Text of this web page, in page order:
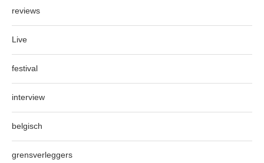
reviews
Live
festival
interview
belgisch
grensverleggers